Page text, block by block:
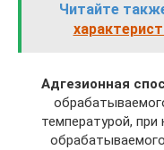
Читайте
Адгезионная
температурой,